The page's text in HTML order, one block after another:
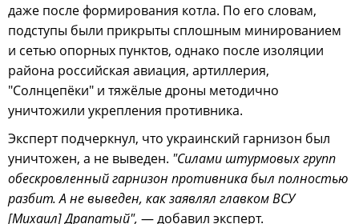
даже после формирования котла. По его словам,
подступы были прикрыты сплошным минированием
и сетью опорных пунктов, однако после изоляции
района российская авиация, артиллерия,
"Солнцепёки" и тяжёлые дроны методично
уничтожили укрепления противника.
Эксперт подчеркнул, что украинский гарнизон был
уничтожен, а не выведен. "Силами штурмовых групп
обескровленный гарнизон противника был полностью
разбит. А не выведен, как заявлял главком ВСУ
[Михаил] Драпатый", — добавил эксперт.